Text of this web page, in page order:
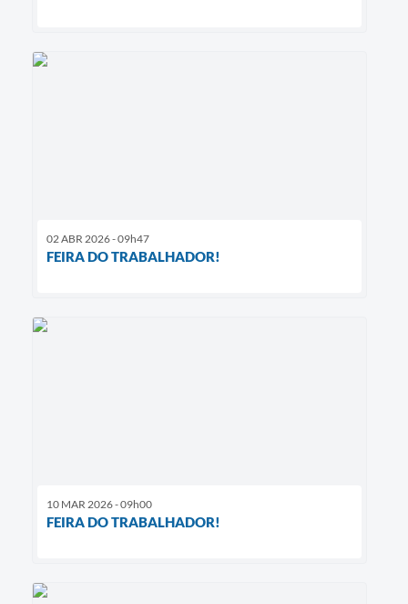
02 ABR 2026 - 09h47
FEIRA DO TRABALHADOR!
10 MAR 2026 - 09h00
FEIRA DO TRABALHADOR!